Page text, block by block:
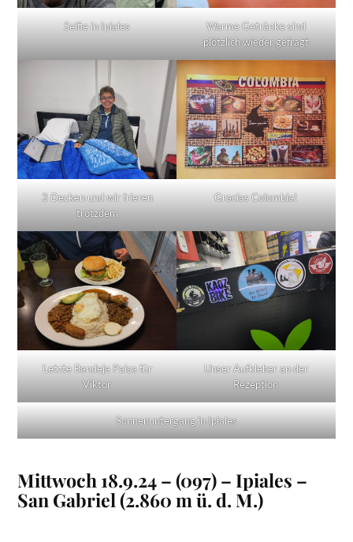
Selfie in Ipiales
Warme Getränke sind
plötzlich wieder gefragt
3 Decken und wir frieren
trotzdem
Gracias Colombia!
Letzte Bandeja Paisa für
Viktor
Unser Aufkleber an der
Rezeption
Sonnenuntergang in Ipiales
Mittwoch 18.9.24 – (097) – Ipiales –
San Gabriel (2.860 m ü. d. M.)